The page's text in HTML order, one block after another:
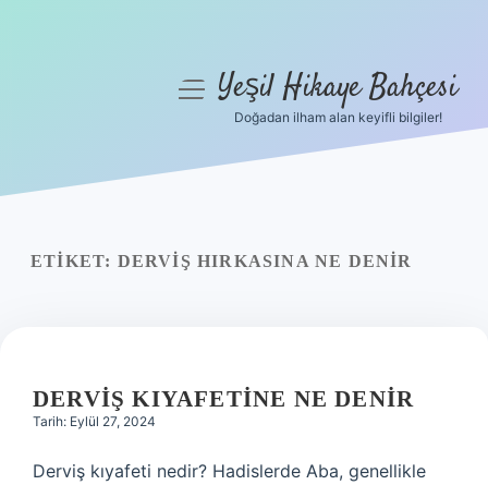
Yasal Uyarı
menüyüYeşil Hikaye Bahçesi
Doğadan ilham alan keyifli bilgiler!
ETIKET: DERVIŞ HIRKASINA NE DENIR
DERVIŞ KIYAFETINE NE DENIR
Tarih: Eylül 27, 2024
Derviş kıyafeti nedir? Hadislerde Aba, genellikle